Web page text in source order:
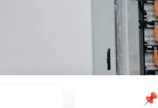
📌